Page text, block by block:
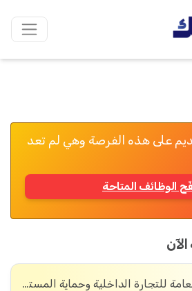
على هذه الفرصة وهي لم تعد
الوظائف المتاحة
الإدارة العامة للتجارة الداخلية وحماية المستهلك